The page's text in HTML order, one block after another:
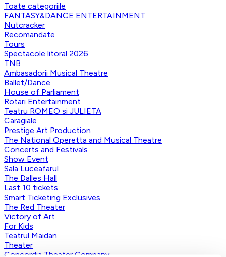
Toate categoriile
FANTASY&DANCE ENTERTAINMENT
Nutcracker
Recomandate
Tours
Spectacole litoral 2026
TNB
Ambasadorii Musical Theatre
Ballet/Dance
House of Parliament
Rotari Entertainment
Teatru ROMEO si JULIETA
Caragiale
Prestige Art Production
The National Operetta and Musical Theatre
Concerts and Festivals
Show Event
Sala Luceafarul
The Dalles Hall
Last 10 tickets
Smart Ticketing Exclusives
The Red Theater
Victory of Art
For Kids
Teatrul Maidan
Theater
Concordia Theater Company